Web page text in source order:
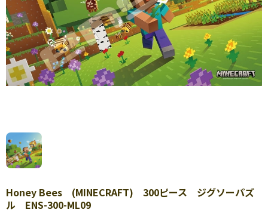
Honey Bees (MINECRAFT) 300ピース ジグソーパズ
ル ENS-300-ML09